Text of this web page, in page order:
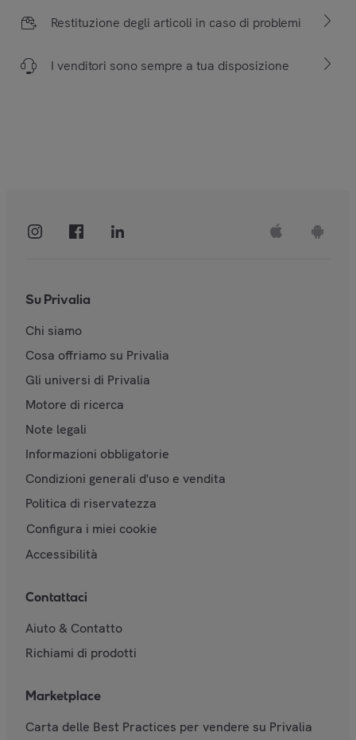
Restituzione degli articoli in caso di problemi
I venditori sono sempre a tua disposizione
Su Privalia
Chi siamo
Cosa offriamo su Privalia
Gli universi di Privalia
Motore di ricerca
Note legali
Informazioni obbligatorie
Condizioni generali d'uso e vendita
Politica di riservatezza
Configura i miei cookie
Accessibilità
Contattaci
Aiuto & Contatto
Richiami di prodotti
Marketplace
Carta delle Best Practices per vendere su Privalia